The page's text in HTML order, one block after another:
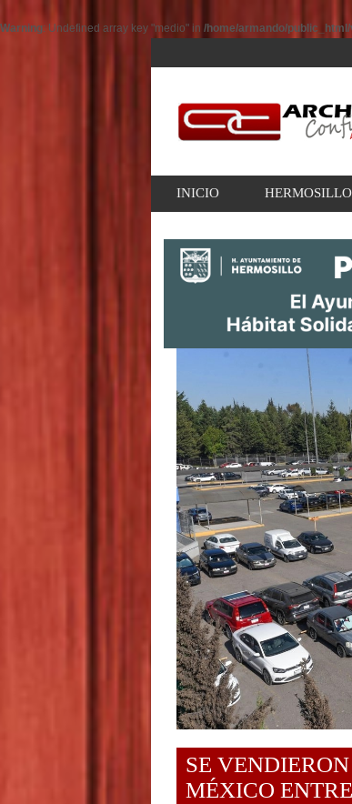
Warning: Undefined array key "medio" in /home/armando/
INICIO HERMOSILLO
SE
MÉXICO